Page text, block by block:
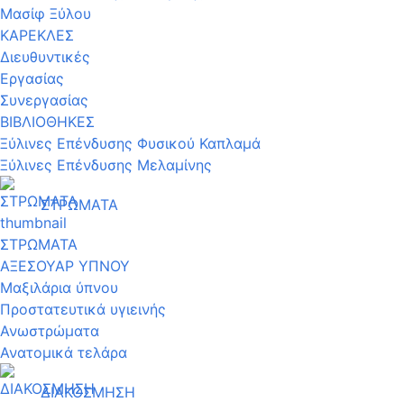
Μασίφ Ξύλου
ΚΑΡΕΚΛΕΣ
Διευθυντικές
Εργασίας
Συνεργασίας
ΒΙΒΛΙΟΘΗΚΕΣ
Ξύλινες Επένδυσης Φυσικού Καπλαμά
Ξύλινες Επένδυσης Μελαμίνης
ΣΤΡΩΜΑΤΑ
ΣΤΡΩΜΑΤΑ
ΑΞΕΣΟΥΑΡ ΥΠΝΟΥ
Μαξιλάρια ύπνου
Προστατευτικά υγιεινής
Ανωστρώματα
Ανατομικά τελάρα
ΔΙΑΚΟΣΜΗΣΗ